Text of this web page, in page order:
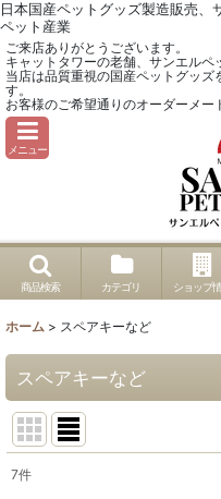
日本国産ペットグッズ製造販売、
ペット産業
ご来店ありがとうございます。
キャットタワーの老舗、サンエルペ
当店は品質重視の国産ペットグッズ
す。
お客様のご希望通りのオーダーメー
メニュー
商品検索 カテゴリ ショップ
ホーム > スペアキーなど
スペアキーなど
7件